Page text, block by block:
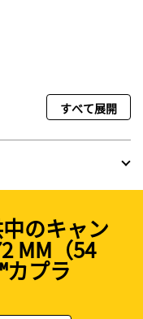
すべて展開
のキャン
MM（54
カプラ